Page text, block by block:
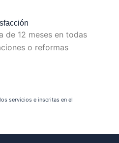
de 12 meses en todas
o reformas
servicios e inscritas en el